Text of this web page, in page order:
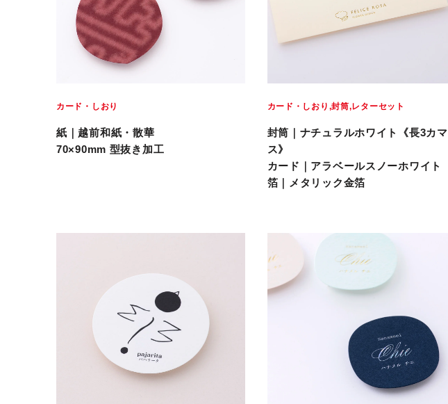
カード・しおり
紙｜越前和紙・散華
70×90mm 型抜き加工
カード・しおり 封筒 レターセット
封筒｜ナチュラルホワイト《長3カマ
ス》
カード｜アラベールスノーホワイト
箔｜メタリック金箔